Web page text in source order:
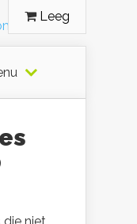
Leeg